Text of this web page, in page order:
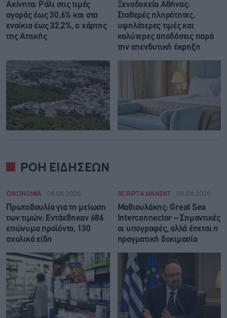
Ακίνητα: Ράλι στις τιμές
αγοράς έως 30,6% και στα
ενοίκια έως 32,2%, ο χάρτης
της Αττικής
Ξενοδοχεία Αθήνας:
Σταθερές πληρότητες,
υψηλότερες τιμές και
καλύτερες αποδόσεις παρά
την επενδυτική έκρηξη
ΡΟΗ ΕΙΔΗΣΕΩΝ
ΟΙΚΟΝΟΜΙΑ 08.08.2026
Πρωτοβουλία για τη μείωση
των τιμών: Εντάχθηκαν 686
επώνυμα προϊόντα, 130
σχολικά είδη
SCRIPTA MANENT 08.08.2026
Μαθιουλάκης: Great Sea
Interconnector – Σημαντικές
οι υπογραφές, αλλά έπεται η
πραγματική δοκιμασία